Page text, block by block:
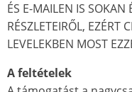
ÉS E-MAILEN IS SOKAN
RÉSZLETEIRŐL, EZÉRT
LEVELEKBEN MOST
A feltételek